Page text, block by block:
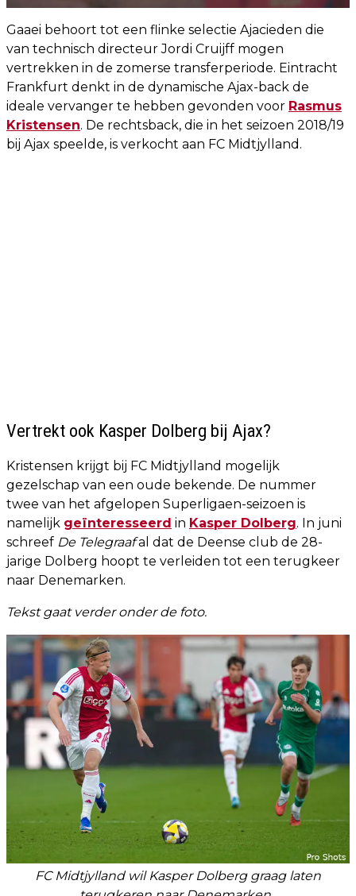
Gaaei behoort tot een flinke selectie Ajacieden die
van technisch directeur Jordi Cruijff mogen
vertrekken in de zomerse transferperiode. Eintracht
Frankfurt denkt in de dynamische Ajax-back de
ideale vervanger te hebben gevonden voor Rasmus
Kristensen. De rechtsback, die in het seizoen 2018/19
bij Ajax speelde, is verkocht aan FC Midtjylland.
Vertrekt ook Kasper Dolberg bij Ajax?
Kristensen krijgt bij FC Midtjylland mogelijk
gezelschap van een oude bekende. De nummer
twee van het afgelopen Superligaen-seizoen is
namelijk geïnteresseerd in Kasper Dolberg. In juni
schreef De Telegraafal dat de Deense club de 28-
jarige Dolberg hoopt te verleiden tot een terugkeer
naar Denemarken.
Tekst gaat verder onder de foto.
FC Midtjylland wil Kasper Dolberg graag laten